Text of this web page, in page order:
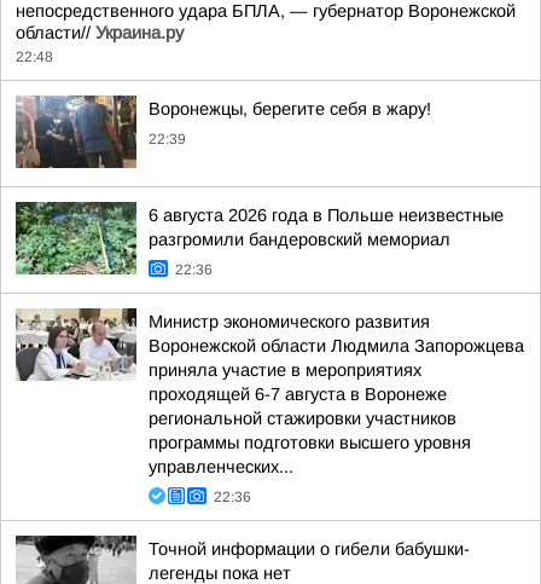
непосредственного удара БПЛА, — губернатор Воронежской
области// Украина.ру
22:48
Воронежцы, берегите себя в жару!
22:39
6 августа 2026 года в Польше неизвестные
разгромили бандеровский мемориал
22:36
Министр экономического развития
Воронежской области Людмила Запорожцева
приняла участие в мероприятиях
проходящей 6-7 августа в Воронеже
региональной стажировки участников
программы подготовки высшего уровня
управленческих...
22:36
Точной информации о гибели бабушки-
легенды пока нет